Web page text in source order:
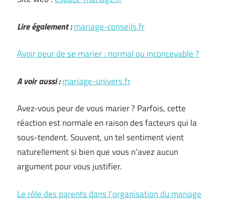
Lire également :mariage-conseils.fr
Avoir peur de se marier : normal ou inconcevable ?
A voir aussi :mariage-univers.fr
Avez-vous peur de vous marier ? Parfois, cette
réaction est normale en raison des facteurs qui la
sous-tendent. Souvent, un tel sentiment vient
naturellement si bien que vous n’avez aucun
argument pour vous justifier.
Le rôle des parents dans l’organisation du mariage